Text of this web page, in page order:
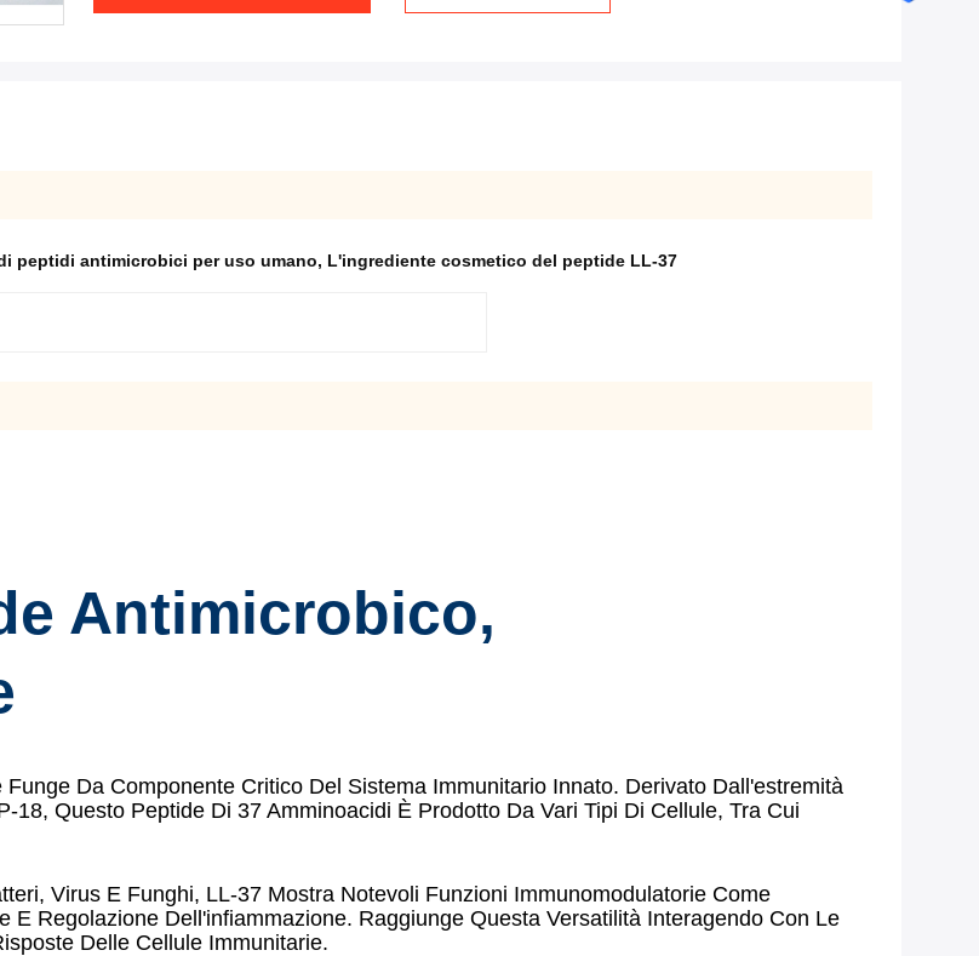
peptidi antimicrobici per uso umano, L'ingrediente cosmetico del peptide LL-37
Antimicrobico,
Da Componente Critico Del Sistema Immunitario Innato. Derivato Dall'estremità
18, Questo Peptide Di 37 Amminoacidi È Prodotto Da Vari Tipi Di Cellule, Tra Cui
Virus E Funghi, LL-37 Mostra Notevoli Funzioni Immunomodulatorie Come
Regolazione Dell'infiammazione. Raggiunge Questa Versatilità Interagendo Con Le
Delle Cellule Immunitarie.